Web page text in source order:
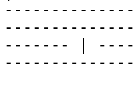
------- |